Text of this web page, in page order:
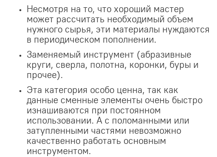
Несмотря на то, что хороший мастер
может рассчитать необходимый объем
нужного сырья, эти материалы нуждаются
в периодическом пополнении.
Заменяемый инструмент (абразивные
круги, сверла, полотна, коронки, буры и
прочее).
Эта категория особо ценна, так как
данные сменные элементы очень быстро
изнашиваются при постоянном
использовании. А с поломанными или
затупленными частями невозможно
качественно работать основным
инструментом.